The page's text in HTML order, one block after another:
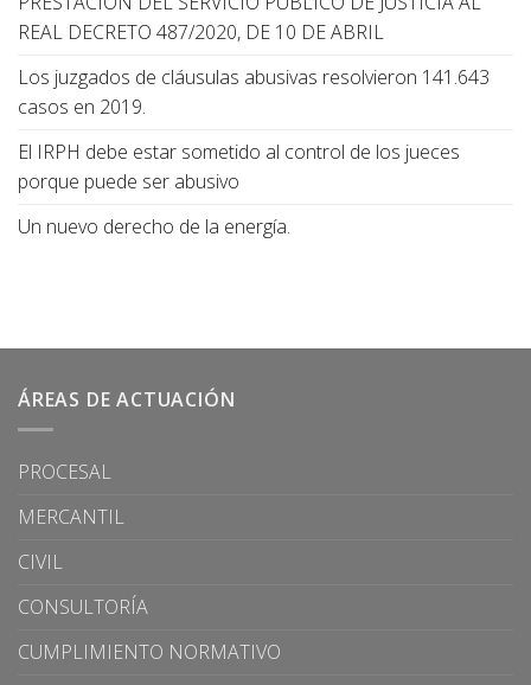
REAL DECRETO 487/2020, DE 10 DE ABRIL
Los juzgados de cláusulas abusivas resolvieron 141.643
casos en 2019.
El IRPH debe estar sometido al control de los jueces
porque puede ser abusivo
Un nuevo derecho de la energía.
ÁREAS DE ACTUACIÓN
PROCESAL
MERCANTIL
CIVIL
CONSULTORÍA
CUMPLIMIENTO NORMATIVO